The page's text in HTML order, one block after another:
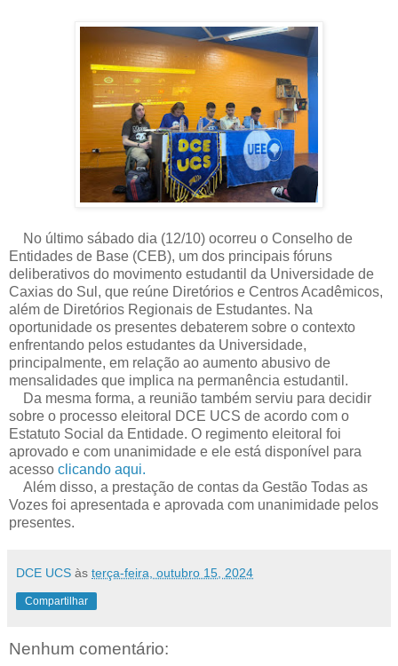
No último sábado dia (12/10) ocorreu o Conselho de
Entidades de Base (CEB), um dos principais fóruns
deliberativos do movimento estudantil da Universidade de
Caxias do Sul, que reúne Diretórios e Centros Acadêmicos,
além de Diretórios Regionais de Estudantes. Na
oportunidade os presentes debaterem sobre o contexto
enfrentando pelos estudantes da Universidade,
principalmente, em relação ao aumento abusivo de
mensalidades que implica na permanência estudantil.
Da mesma forma, a reunião também serviu para decidir
sobre o processo eleitoral DCE UCS de acordo com o
Estatuto Social da Entidade. O regimento eleitoral foi
aprovado e com unanimidade e ele está disponível para
acesso clicando aqui.
Além disso, a prestação de contas da Gestão Todas as
Vozes foi apresentada e aprovada com unanimidade pelos
presentes.
DCE UCS às terça-feira, outubro 15, 2024
Compartilhar
Nenhum comentário: